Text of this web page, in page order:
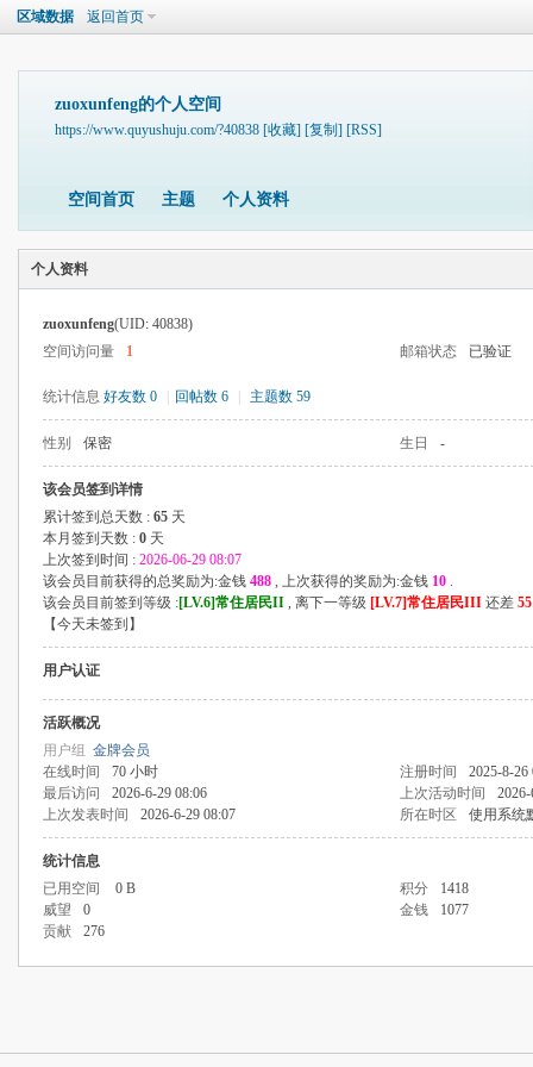
区域数据 返回首页
zuoxunfeng的个人空间
https://www.quyushuju.com/?40838 [收藏] [复制] [RSS]
空间首页 主题 个人资料
个人资料
zuoxunfeng(UID: 40838)
空间访问量
1 邮箱状态 已验证
统计信息 好友数 0 回帖数 6 主题数 59
性别 保密 生日 -
该会员签到详情
累计签到总天数 : 65 天
本月签到天数 : 0 天
上次签到时间 : 2026-06-29 08:07
该会员目前获得的总奖励为:金钱 488 , 上次获得的奖励为:金钱 10 .
该会员目前签到等级 :[LV.6]常住居民II , 离下一等级 [LV.7]常住居民III 还差 55
【今天未签到 】
用户认证
活跃概况
用户组 金牌会员
在线时间
70 小时 注册时间
2025-8-26
最后访问
2026-6-29 08:06 上次活动时间
上次发表时间
2026-6-29 08:07 所在时区 使用系统
统计信息
已用空间
0 B 积分
1418
威望
0 金钱
1077
贡献
276